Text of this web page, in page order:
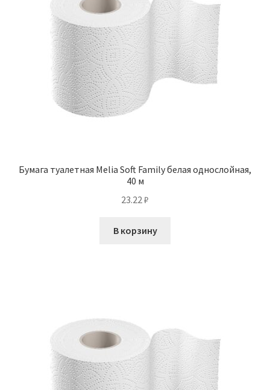
Бумага туалетная Melia Soft Family белая однослойная,
40 м
23.22 ₽
В корзину